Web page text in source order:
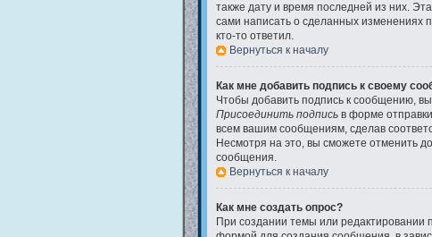
также дату и время последней из них.
сами написать о сделанных изменениях
кто-то ответил.
Вернуться к началу
Как мне добавить подпись к своему
Чтобы добавить подпись к сообщению,
Присоединить подписьв форме
всем вашим сообщениям, сделав
Несмотря на это, вы сможете отменить
сообщения.
Вернуться к началу
Как мне создать опрос?
При создании темы или